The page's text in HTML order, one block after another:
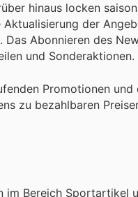
hinaus locken
der
Abonnieren des
und Sonderaktionen.
Promotionen und
zu bezahlbaren
im Bereich Sportartikel